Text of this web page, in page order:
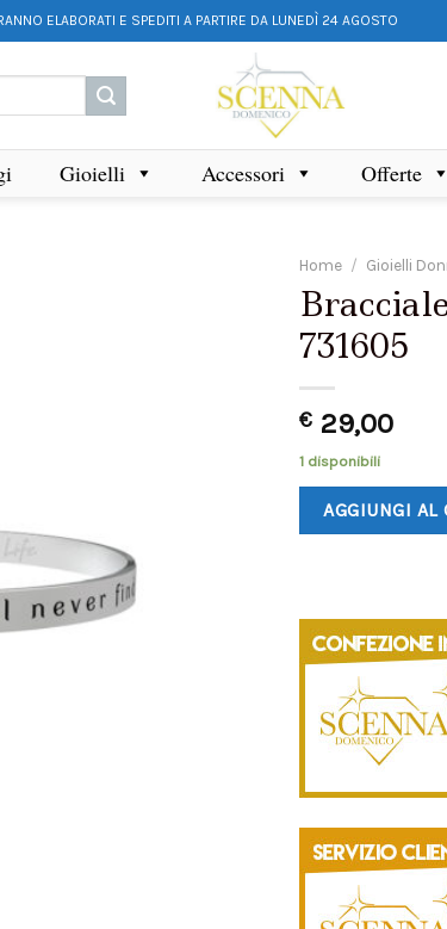
ELABORATI E SPEDITI A PARTIRE DA LUNEDÌ 24 AGOSTO
Gioielli Accessori Offerte
Home / Gioielli
731605
€ 29,00
1 disponibili
AGGIUNGI AL